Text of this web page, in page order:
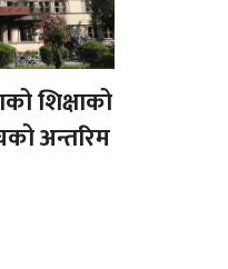
शिक्षाको
अन्तरिम